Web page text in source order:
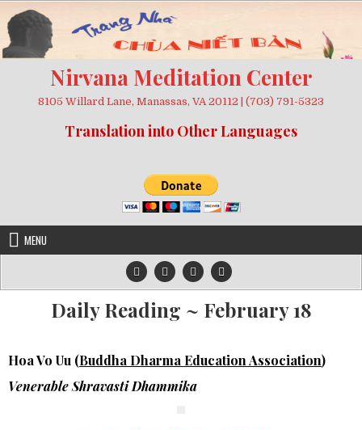
to
content
Nirvana Meditation Center
8105 Willard Lane, Manassas, VA 20112 | (703) 791-5323
Translation into Other Languages
MENU
Daily Reading ~ February 18
Hoa Vo Uu (Buddha Dharma Education Association)
Venerable Shravasti Dhammika